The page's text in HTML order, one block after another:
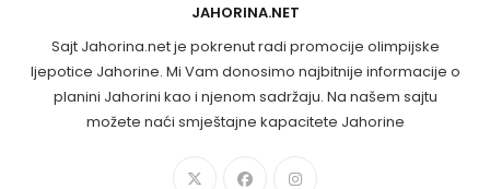
JAHORINA.NET
Sajt Jahorina.net je pokrenut radi promocije olimpijske
ljepotice Jahorine. Mi Vam donosimo najbitnije informacije o
planini Jahorini kao i njenom sadržaju. Na našem sajtu
možete naći smještajne kapacitete Jahorine